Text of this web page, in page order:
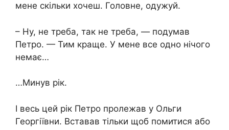
мене скільки хочеш. Головне, одужуй.
– Ну, не треба, так не треба, — подумав
Петро. — Тим краще. У мене все одно нічого
немає…
…Минув рік.
І весь цей рік Петро пролежав у Ольги
Георгіївни. Вставав тільки щоб помитися або